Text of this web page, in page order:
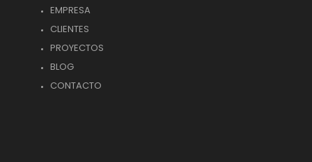
EMPRESA
CLIENTES
PROYECTOS
BLOG
CONTACTO